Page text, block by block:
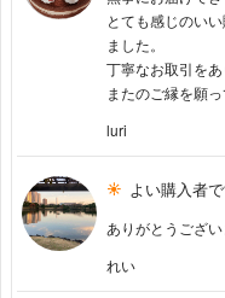
とても感じのい
ました。
丁寧なお取引をあ
またのご縁を願っ
luri
よい購入者
ありがとうござい
れい